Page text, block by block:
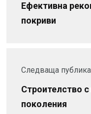
Ефективна
покриви
Следваща
Строителство
поколения